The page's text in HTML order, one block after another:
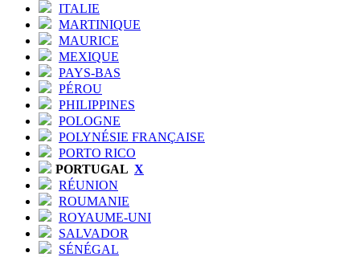
ITALIE
MARTINIQUE
MAURICE
MEXIQUE
PAYS-BAS
PÉROU
PHILIPPINES
POLOGNE
POLYNÉSIE FRANÇAISE
PORTO RICO
PORTUGAL X
RÉUNION
ROUMANIE
ROYAUME-UNI
SALVADOR
SÉNÉGAL